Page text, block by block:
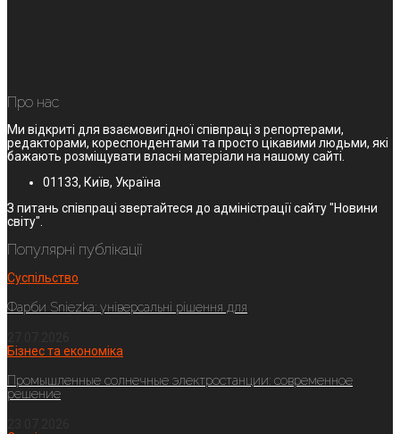
Про нас
Ми відкриті для взаємовигідної співпраці з репортерами,
редакторами, кореспондентами та просто цікавими людьми, які
бажають розміщувати власні матеріали на нашому сайті.
01133, Київ, Україна
З питань співпраці звертайтеся до адміністрації сайту "Новини
світу".
Популярні публікації
Суспільство
Фарби Sniezka: універсальні рішення для
Бізнес та економіка
Промышленные солнечные электростанции: современное
решение